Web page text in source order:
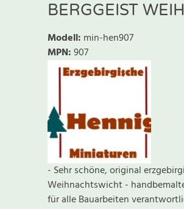
BERGGEIST
Modell: min-hen907
MPN:907
- Sehr schöne, original
Weihnachtswicht -
für alle Bauarbeiten